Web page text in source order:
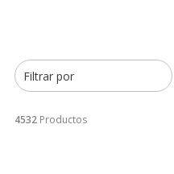
Filtrar por
4532 Productos